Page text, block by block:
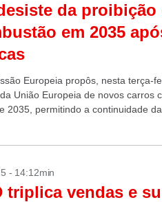
da proibição
em 2035
Europeia propôs, nesta terça-
União Europeia de novos carros
2035, permitindo a continuidade
- 14:12min
triplica vendas e